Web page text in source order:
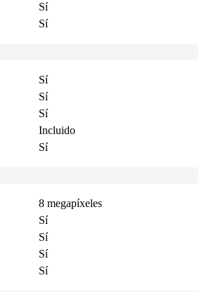
Sí
Sí
Sí
Sí
Sí
Incluido
Sí
8 megapíxeles
Sí
Sí
Sí
Sí